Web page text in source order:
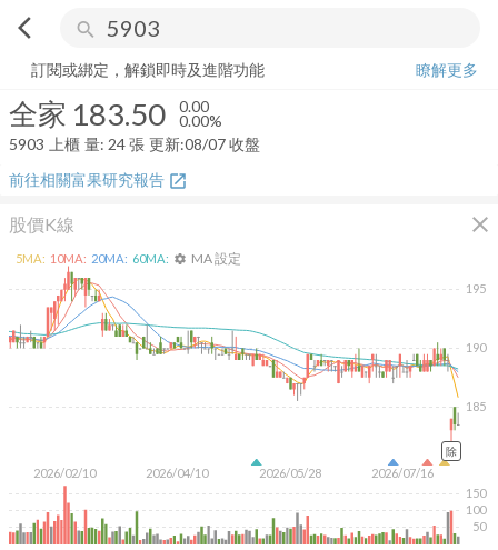
arrow_back_ios search
全家 183.50 0.00%
訂閱或綁定，解鎖即時及進階功能
瞭解更多
全家 183.50 0.00
0.00%
5903
上櫃 量: 24張 更新:08/07 收盤
前往相關富果研究報告 open_in_new
股價K線 close
2026/02/10 2026/04/10 2026/05/28 2026/07/16
185
190
195
50
100
150
5MA: 10MA: 20MA: 60MA: settings MA 設定
除